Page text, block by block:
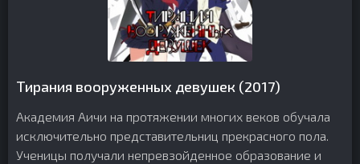
Тирания вооруженных девушек (2017)
Академия Аичи на протяжении многих веков обучала
исключительно представительниц прекрасного пола.
Ученицы получали непревзойденное образование и